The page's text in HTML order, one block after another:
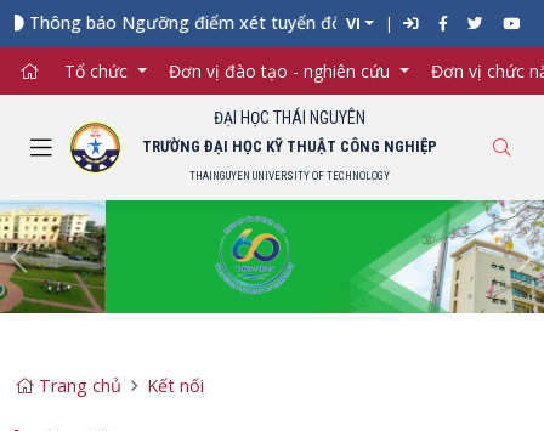
báo Ngưỡng điểm xét tuyển đối với từng ngành đào tạo Đại
VI
Tổ chức Đơn vị đào tạo - nghiên cứu Đơn vị chức
ĐẠI HỌC THÁI NGUYÊN
TRƯỜNG ĐẠI HỌC KỸ THUẬT CÔNG NGHIỆP
THAINGUYEN UNIVERSITY OF TECHNOLOGY
Previous
Trang chủ Kết nối